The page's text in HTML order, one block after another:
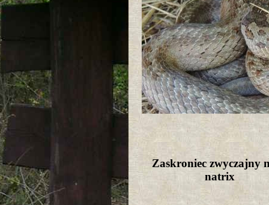
Zaskroniec zwyczajny
natrix